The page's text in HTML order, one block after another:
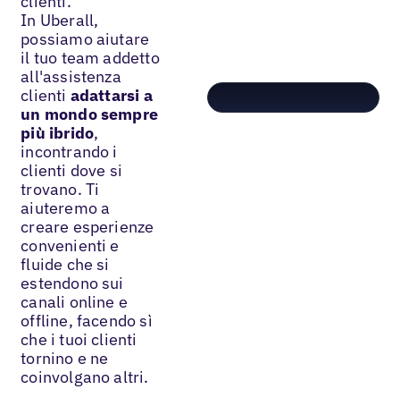
In Uberall,
possiamo aiutare
il tuo team addetto
all'assistenza
clienti adattarsi a
un mondo sempre
più ibrido,
incontrando i
clienti dove si
trovano. Ti
aiuteremo a
creare esperienze
convenienti e
fluide che si
estendono sui
canali online e
offline, facendo sì
che i tuoi clienti
tornino e ne
coinvolgano altri.